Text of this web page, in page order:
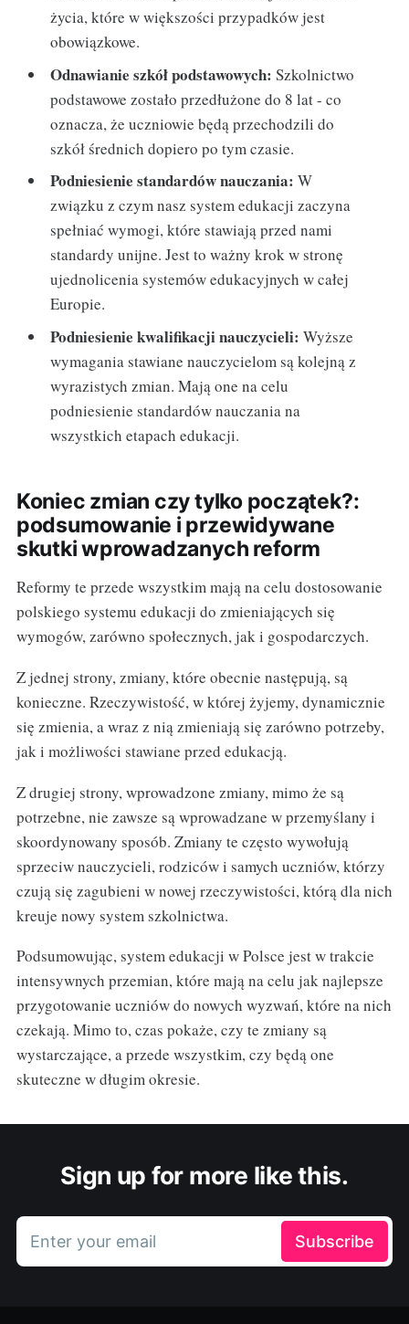
życia, które w większości przypadków jest
obowiązkowe.
Odnawianie szkół podstawowych: Szkolnictwo
podstawowe zostało przedłużone do 8 lat - co
oznacza, że uczniowie będą przechodzili do
szkół średnich dopiero po tym czasie.
Podniesienie standardów nauczania: W
związku z czym nasz system edukacji zaczyna
spełniać wymogi, które stawiają przed nami
standardy unijne. Jest to ważny krok w stronę
ujednolicenia systemów edukacyjnych w całej
Europie.
Podniesienie kwalifikacji nauczycieli: Wyższe
wymagania stawiane nauczycielom są kolejną z
wyrazistych zmian. Mają one na celu
podniesienie standardów nauczania na
wszystkich etapach edukacji.
Koniec zmian czy tylko początek?:
podsumowanie i przewidywane
skutki wprowadzanych reform
Reformy te przede wszystkim mają na celu dostosowanie
polskiego systemu edukacji do zmieniających się
wymogów, zarówno społecznych, jak i gospodarczych.
Z jednej strony, zmiany, które obecnie następują, są
konieczne. Rzeczywistość, w której żyjemy, dynamicznie
się zmienia, a wraz z nią zmieniają się zarówno potrzeby,
jak i możliwości stawiane przed edukacją.
Z drugiej strony, wprowadzone zmiany, mimo że są
potrzebne, nie zawsze są wprowadzane w przemyślany i
skoordynowany sposób. Zmiany te często wywołują
sprzeciw nauczycieli, rodziców i samych uczniów, którzy
czują się zagubieni w nowej rzeczywistości, którą dla nich
kreuje nowy system szkolnictwa.
Podsumowując, system edukacji w Polsce jest w trakcie
intensywnych przemian, które mają na celu jak najlepsze
przygotowanie uczniów do nowych wyzwań, które na nich
czekają. Mimo to, czas pokaże, czy te zmiany są
wystarczające, a przede wszystkim, czy będą one
skuteczne w długim okresie.
Sign up for more like this.
Enter your email Subscribe